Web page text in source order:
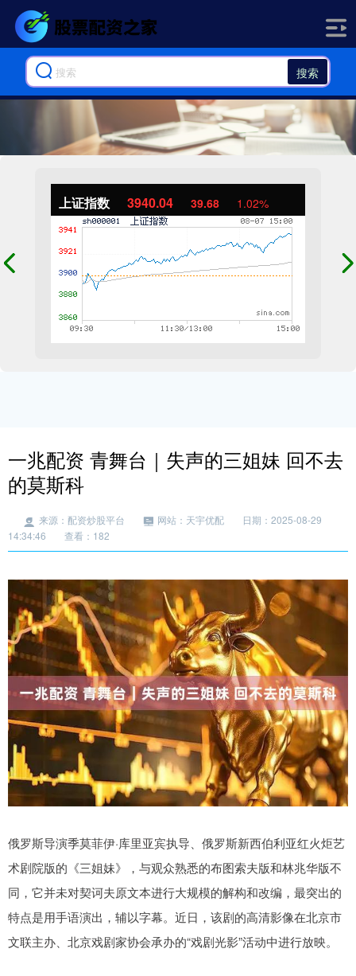
搜索
上证指数 3940.04 39.68 1.02%
一兆配资 青舞台｜失声的三姐妹 回不去
的莫斯科
来源：配资炒股平台 网站：天宇优配
日期：2025-08-29
14:34:46
查看：182
俄罗斯导演季莫菲伊·库里亚宾执导、俄罗斯新西伯利亚红火炬艺
术剧院版的《三姐妹》，与观众熟悉的布图索夫版和林兆华版不
同，它并未对契诃夫原文本进行大规模的解构和改编，最突出的
特点是用手语演出，辅以字幕。近日，该剧的高清影像在北京市
文联主办、北京戏剧家协会承办的“戏剧光影”活动中进行放映。